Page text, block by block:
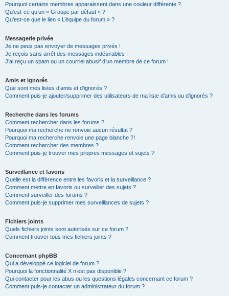
Pourquoi certains membres apparaissent dans une couleur différente ?
Qu’est-ce qu’un « Groupe par défaut » ?
Qu’est-ce que le lien « L’équipe du forum » ?
Messagerie privée
Je ne peux pas envoyer de messages privés !
Je reçois sans arrêt des messages indésirables !
J’ai reçu un spam ou un courriel abusif d’un membre de ce forum !
Amis et ignorés
Que sont mes listes d’amis et d’ignorés ?
Comment puis-je ajouter/supprimer des utilisateurs de ma liste d’amis ou d’ignorés ?
Recherche dans les forums
Comment rechercher dans les forums ?
Pourquoi ma recherche ne renvoie aucun résultat ?
Pourquoi ma recherche renvoie une page blanche ?!
Comment rechercher des membres ?
Comment puis-je trouver mes propres messages et sujets ?
Surveillance et favoris
Quelle est la différence entre les favoris et la surveillance ?
Comment mettre en favoris ou surveiller des sujets ?
Comment surveiller des forums ?
Comment puis-je supprimer mes surveillances de sujets ?
Fichiers joints
Quels fichiers joints sont autorisés sur ce forum ?
Comment trouver tous mes fichiers joints ?
Concernant phpBB
Qui a développé ce logiciel de forum ?
Pourquoi la fonctionnalité X n’est pas disponible ?
Qui contacter pour les abus ou les questions légales concernant ce forum ?
Comment puis-je contacter un administrateur du forum ?